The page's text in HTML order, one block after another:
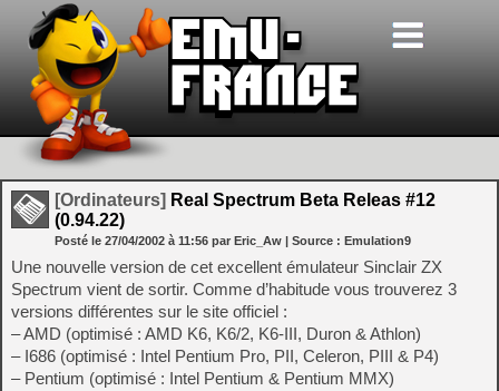
[Ordinateurs] Real Spectrum Beta Releas #12
(0.94.22)
Posté le 27/04/2002 à 11:56 par Eric_Aw | Source : Emulation9
Une nouvelle version de cet excellent émulateur Sinclair ZX
Spectrum vient de sortir. Comme d’habitude vous trouverez 3
versions différentes sur le site officiel :
– AMD (optimisé : AMD K6, K6/2, K6-III, Duron & Athlon)
– I686 (optimisé : Intel Pentium Pro, PII, Celeron, PIII & P4)
– Pentium (optimisé : Intel Pentium & Pentium MMX)